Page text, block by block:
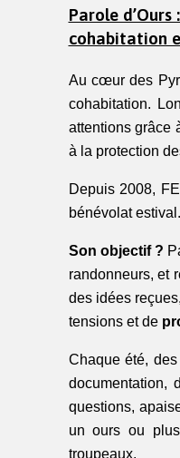
Parole
cohabitation
Au cœur des
cohabitation.
attentions grâce
à la protection
Depuis 2008,
bénévolat estival.
Son objectif ?
randonneurs, et
des idées
tensions et de
Chaque été,
documentation,
questions,
un ours ou
troupeaux.